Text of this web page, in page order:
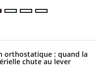
orthostatique : quand la
chute au lever